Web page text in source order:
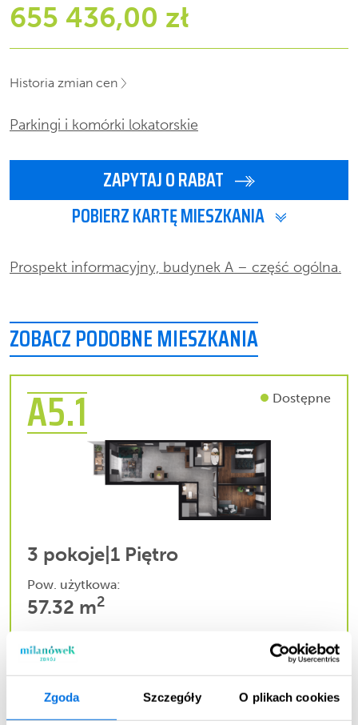
Zgoda Szczegóły O plikach cookies
655 436,00 zł
Historia zmian cen
Parkingi i komórki lokatorskie
ZAPYTAJ O RABAT
POBIERZ KARTĘ MIESZKANIA
Prospekt informacyjny, budynek A – część ogólna.
ZOBACZ PODOBNE MIESZKANIA
A5.1 Dostępne
3 pokoje 1 Piętro
Pow. użytkowa:
57.32 m2
661 344,00 zł